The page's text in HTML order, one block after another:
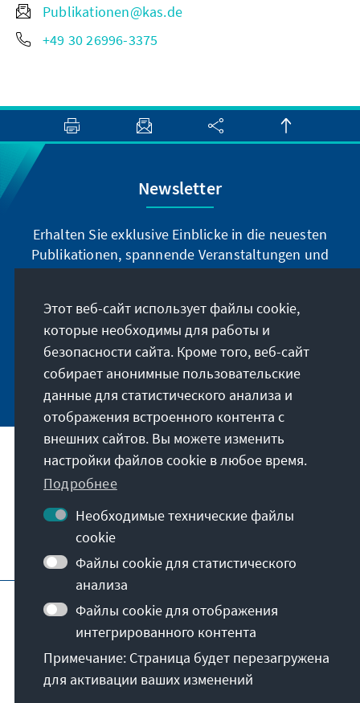
Publikationen@kas.de
+49 30 26996-3375
Newsletter
Erhalten Sie exklusive Einblicke in die neuesten
Publikationen, spannende Veranstaltungen und
Projekte direkt von unserer Vorsitzenden
jetzt unseren Newsletter und bleiben Sie immer
auf dem Laufenden.
Jetzt abonnieren
Наша миссия
Контакты
Другие предложения от фонда
Отпечаток
Пользовательское соглашение
Erklärung zur Barrierefreiheit
Barriere melden
Карта сайта
© Konrad-Adenauer-Stiftung e.V. 2026
Этот веб-сайт использует файлы cookie,
которые необходимы для работы и
безопасности сайта. Кроме того, веб-сайт
собирает анонимные пользовательские
данные для статистического анализа и
отображения встроенного контента с
внешних сайтов. Вы можете изменить
настройки файлов cookie в любое время.
Подробнее
Необходимые технические файлы
cookie
Файлы cookie для статистического
анализа
Файлы cookie для отображения
интегрированного контента
Примечание: Страница будет перезагружена
для активации ваших изменений